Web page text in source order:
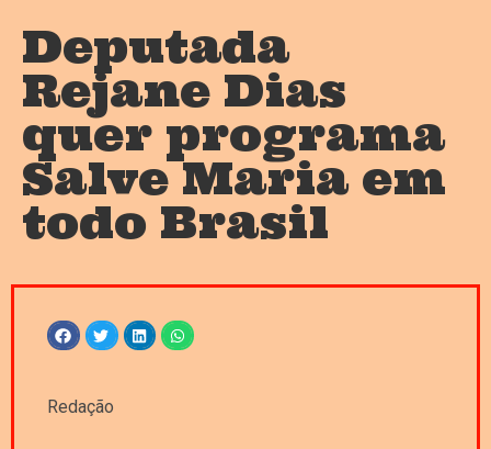
Deputada
Rejane Dias
quer programa
Salve Maria em
todo Brasil
Redação